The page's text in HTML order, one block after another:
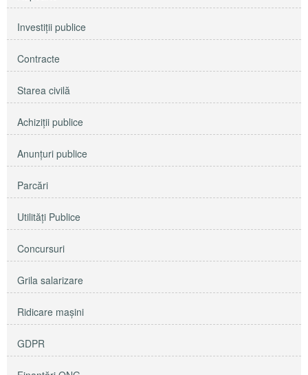
Investiţii publice
Contracte
Starea civilă
Achiziţii publice
Anunţuri publice
Parcări
Utilităţi Publice
Concursuri
Grila salarizare
Ridicare maşini
GDPR